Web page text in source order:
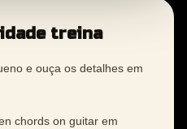
treina
e ouça os detalhes em
chords on guitar em